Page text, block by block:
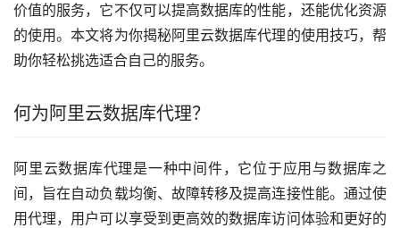
价值的服务，它不仅可以提高数据库的性能，还能优化资源
的使用。本文将为你揭秘阿里云数据库代理的使用技巧，帮
助你轻松挑选适合自己的服务。
何为阿里云数据库代理？
阿里云数据库代理是一种中间件，它位于应用与数据库之
间，旨在自动负载均衡、故障转移及提高连接性能。通过使
用代理，用户可以享受到更高效的数据库访问体验和更好的